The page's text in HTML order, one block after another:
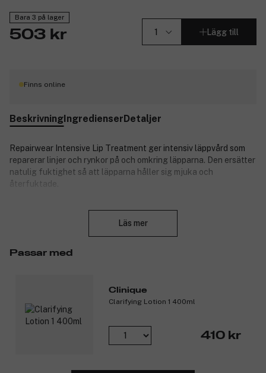
Bara 3 på lager
503 kr Lägg till
Finns online
BeskrivningIngredienserDetaljer
Repairwear Intensive Lip Treatment ger intensiv läppvård som
reparerar linjer och rynkor på och omkring läpparna. Den ersätter
natulig fuktighet så att läpparna håller sig mjuka och
återfuktade.
Använd dageligen morgon och kväll.
På morgonen ska den användas innan eventuell läppfärg.
Produktnummer:
Läs mer
Passar med
Clinique
Clarifying Lotion 1 400ml
410 kr